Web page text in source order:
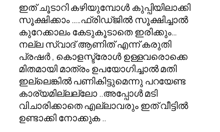
ഇത് ചൂടാറി കഴിയുമ്പോള്‍ കുപ്പിയിലാക്കി
സൂക്ഷിക്കാം …..ഫ്രിഡ്ജില്‍ സൂക്ഷിച്ചാല്‍
കുറേക്കാലം കേടുകൂടാതെ ഇരിക്കും…
നല്ല സ്വാദ് ആണിത് എന്ന് കരുതി
പ്രഷര്‍ , കൊളസ്ട്രോള്‍ ഉള്ളവരൊക്കെ
മിതമായി മാത്രം ഉപയോഗിച്ചാല്‍ മതി
ഇല്ലെങ്കില്‍ പണികിട്ടുമെന്നു പറയേണ്ട
കാര്യമില്ലല്ലോ ..അപ്പോള്‍ മടി
വിചാരിക്കാതെ എല്ലാവരും ഇത് വീട്ടില്‍
ഉണ്ടാക്കി നോക്കുക ..